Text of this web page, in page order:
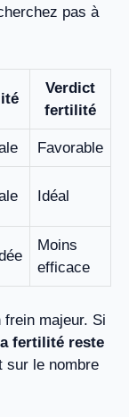
pas à
Verdict
fertilité
Favorable
Idéal
Moins
efficace
frein majeur. Si
la fertilité reste
sur le nombre